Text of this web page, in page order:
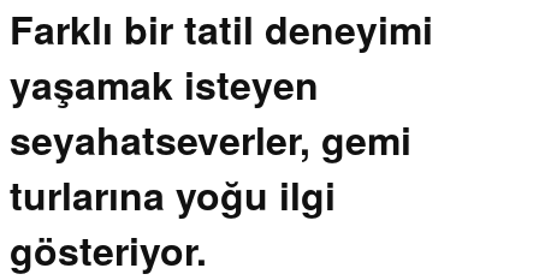
Farklı bir tatil deneyimi
yaşamak isteyen
seyahatseverler, gemi
turlarına yoğu ilgi
gösteriyor.